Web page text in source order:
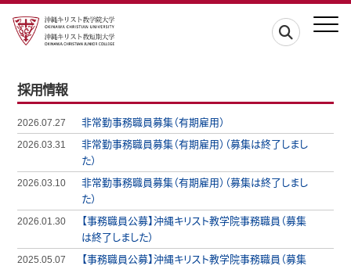
採用情報
2026.07.27 非常勤事務職員募集（有期雇用）
2026.03.31
非常勤事務職員募集（有期雇用）（募集は終了しまし
た）
2026.03.10
非常勤事務職員募集（有期雇用）（募集は終了しまし
た）
2026.01.30
【事務職員公募】沖縄キリスト教学院事務職員（募集
は終了しました）
2025.05.07
【事務職員公募】沖縄キリスト教学院事務職員（募集